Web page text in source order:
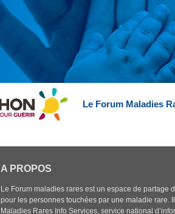
Le Forum Maladies
A PROPOS
Le Forum maladies rares est un espace de partage
pour les personnes touchées par une maladie rare.
Maladies Rares Info Services, service national